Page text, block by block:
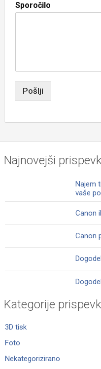
Sporočilo
Pošlji
Najnovejši
Najem
vaše
Canon
Canon
Kategorije
3D tisk
Foto
Nekategorizirano